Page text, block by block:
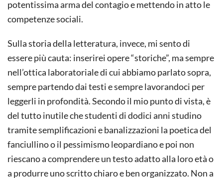
potentissima arma del contagio e mettendo in atto le
competenze sociali.
Sulla storia della letteratura, invece, mi sento di
essere più cauta: inserirei opere “storiche”, ma sempre
nell’ottica laboratoriale di cui abbiamo parlato sopra,
sempre partendo dai testi e sempre lavorandoci per
leggerli in profondità. Secondo il mio punto di vista, è
del tutto inutile che studenti di dodici anni studino
tramite semplificazioni e banalizzazioni la poetica del
fanciullino o il pessimismo leopardiano e poi non
riescano a comprendere un testo adatto alla loro età o
a produrre uno scritto chiaro e ben organizzato. Non a